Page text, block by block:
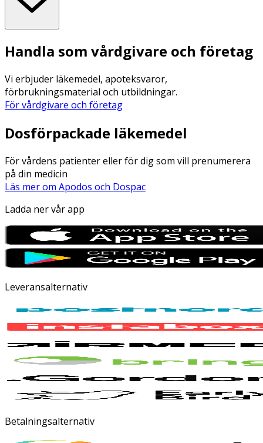
Handla som vårdgivare och företag
Vi erbjuder läkemedel, apoteksvaror,
förbrukningsmaterial och utbildningar.
För vårdgivare och företag
Dosförpackade läkemedel
För vårdens patienter eller för dig som vill prenumerera
på din medicin
Läs mer om Apodos och Dospac
Ladda ner vår app
Leveransalternativ
Betalningsalternativ